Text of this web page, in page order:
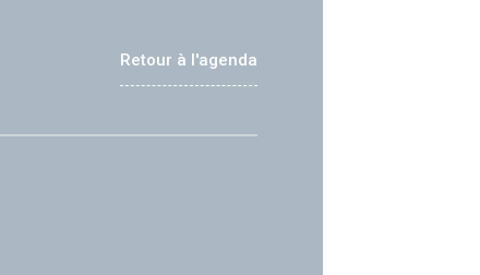
Retour à l'agenda